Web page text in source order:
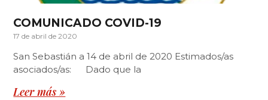
COMUNICADO COVID-19
17 de abril de 2020
San Sebastián a 14 de abril de 2020 Estimados/as
asociados/as: Dado que la
Leer más »